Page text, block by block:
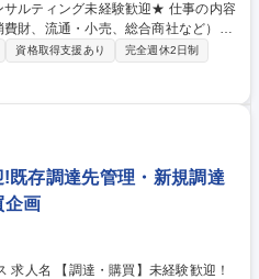
ング未経験歓迎★ 仕事の内容
財、流通・小売、総合商社など）の
DXを、最上流の戦略立案からIT導
ます。 【プロジェクト事
視化 ・AI・データ活用による需要予
の推進（CO2排出量の可視化と削
資格取得支援あり
完全週休2日制
!既存調達先管理・新規調達
企画
！